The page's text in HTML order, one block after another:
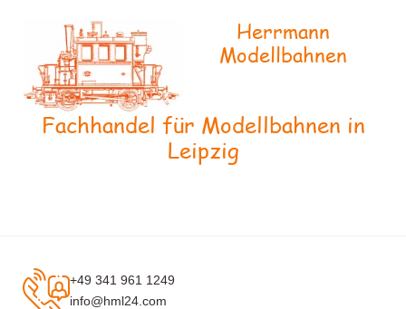
Herrmann
Modellbahnen
Fachhandel für Modellbahnen in
Leipzig
+49 341 961 1249
info@hml24.com